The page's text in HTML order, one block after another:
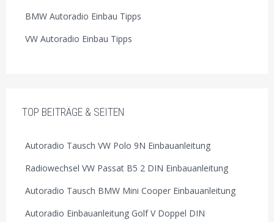
BMW Autoradio Einbau Tipps
VW Autoradio Einbau Tipps
TOP BEITRÄGE & SEITEN
Autoradio Tausch VW Polo 9N Einbauanleitung
Radiowechsel VW Passat B5 2 DIN Einbauanleitung
Autoradio Tausch BMW Mini Cooper Einbauanleitung
Autoradio Einbauanleitung Golf V Doppel DIN